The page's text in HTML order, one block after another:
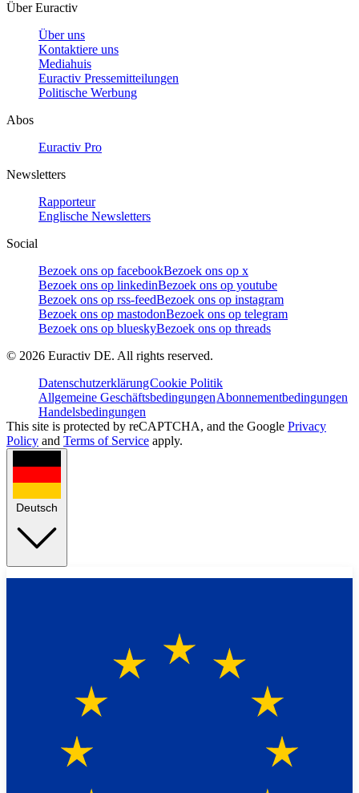
Über Euractiv
Über uns
Kontaktiere uns
Mediahuis
Euractiv Pressemitteilungen
Politische Werbung
Abos
Euractiv Pro
Newsletters
Rapporteur
Englische Newsletters
Social
Bezoek ons op facebookBezoek ons op x
Bezoek ons op linkedinBezoek ons op youtube
Bezoek ons op rss-feedBezoek ons op instagram
Bezoek ons op mastodonBezoek ons op telegram
Bezoek ons op blueskyBezoek ons op threads
© 2026 Euractiv DE. All rights reserved.
DatenschutzerklärungCookie Politik
Allgemeine GeschäftsbedingungenAbonnementbedingungen
Handelsbedingungen
This site is protected by reCAPTCHA, and the Google Privacy
Policy and Terms of Service apply.
Deutsch